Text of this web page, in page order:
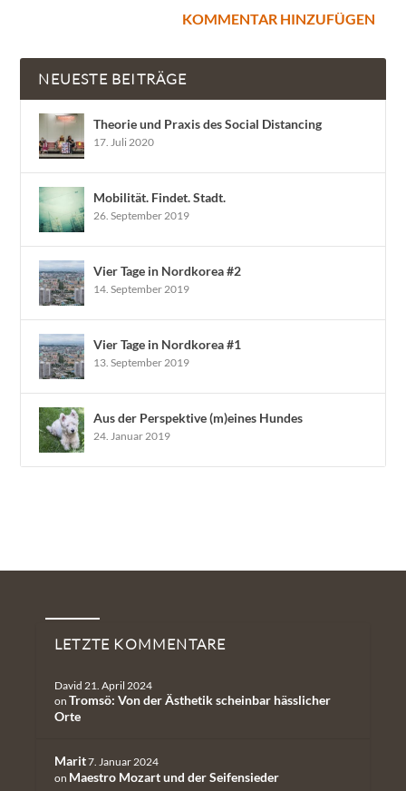
NEUESTE BEITRÄGE
Theorie und Praxis des Social Distancing
17. Juli 2020
Mobilität. Findet. Stadt.
26. September 2019
Vier Tage in Nordkorea #2
14. September 2019
Vier Tage in Nordkorea #1
13. September 2019
Aus der Perspektive (m)eines Hundes
24. Januar 2019
Neueste Kommentare
LETZTE KOMMENTARE
David 21. April 2024
on Tromsö: Von der Ästhetik scheinbar hässlicher
Orte
Marit7. Januar 2024
on Maestro Mozart und der Seifensieder